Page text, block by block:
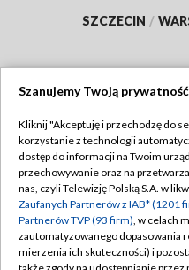
SZCZECIN /
Abonament TVP
Emisja w TVP
Centrum informacji TVP
Naziemna Telewizja
Szanujemy Twoją prywatność
Kliknij "Akceptuję i przechodzę do
korzystanie z technologii
dostęp do informacji na Twoim
przechowywanie oraz na
nas, czyli Telewizję Polską S.A. w
Zaufanych Partnerów z IAB* (1201
Partnerów TVP (93 firm), w celach
zautomatyzowanego dopasowania
mierzenia ich skuteczności) i